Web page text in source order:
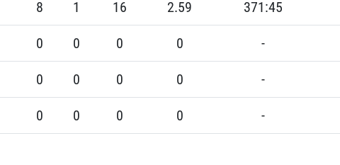
8 1 16 2.59 371:45
0 0 0 0 -
0 0 0 0 -
0 0 0 0 -